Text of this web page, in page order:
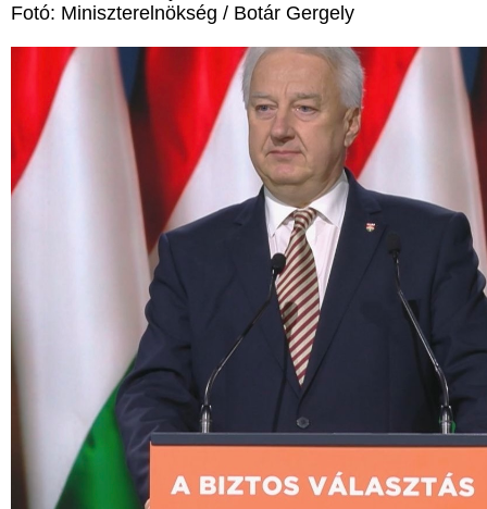
Fotó: Miniszterelnökség / Botár Gergely